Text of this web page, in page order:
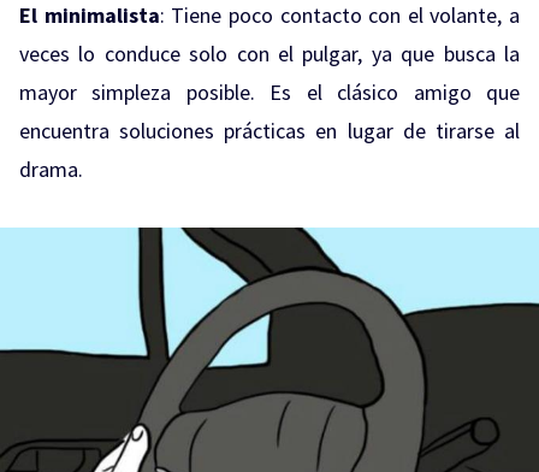
El minimalista: Tiene poco contacto con el volante, a
veces lo conduce solo con el pulgar, ya que busca la
mayor simpleza posible. Es el clásico amigo que
encuentra soluciones prácticas en lugar de tirarse al
drama.